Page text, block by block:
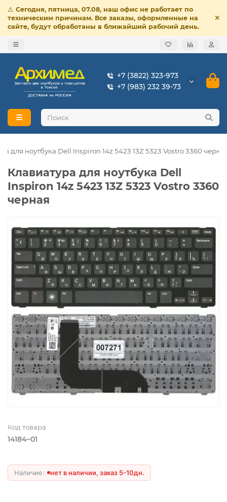
⚠️ Сегодня, пятница, 07.08, наш офис не работает по
техническим причинам. Все заказы, оформленные на
сайте, будут обработаны в ближайший рабочий день.
+7 (3822) 323-973
+7 (983) 232 39-73
для ноутбука Dell Inspiron 14z 5423 13Z 5323 Vostro 3360
Клавиатура для ноутбука Dell
Inspiron 14z 5423 13Z 5323 Vostro 3360
черная
Код товара
14184~01
нет в наличии, заказ 5-10дн.